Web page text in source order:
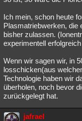
Ich mein, schon heute
Plasmatriebwerken, die
bisher zulassen.
experimentell
Wenn wir sagen wir, in
losschicken(aus
Technologie haben wir
überholen, noch bevor
zurückgelegt hat.
jafrael